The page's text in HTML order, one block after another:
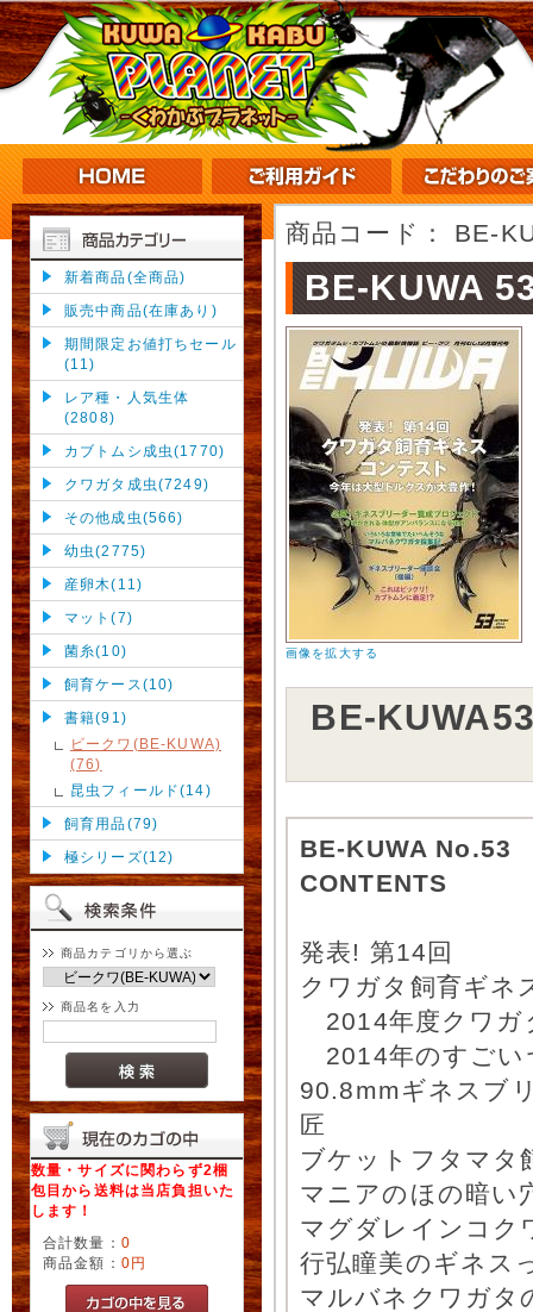
新着商品(全商品)
販売中商品(在庫あり)
期間限定お値打ちセール
(11)
レア種・人気生体
(2808)
カブトムシ成虫(1770)
クワガタ成虫(7249)
その他成虫(566)
幼虫(2775)
産卵木(11)
マット(7)
菌糸(10)
飼育ケース(10)
書籍(91)
ビークワ(BE-KUWA)
(76)
昆虫フィールド(14)
飼育用品(79)
極シリーズ(12)
商品カテゴリから選ぶ
商品名を入力
数量・サイズに関わらず2梱
包目から送料は当店負担いた
します！
合計数量： 0
商品金額： 0円
商品コード： BE-
BE-KUWA
画像を拡大する
BE-
BE-KUWA No.53
CONTENTS
発表! 第14回
クワガタ飼育ギネ
2014年度クワガ
2014年のすごい
90.8mmギネスブ
匠
ブケットフタマ
マニアのほの暗い
マグダレインコ
行弘瞳美のギネ
マルバネクワガタ